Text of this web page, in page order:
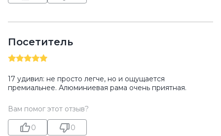
Посетитель
17 удивил: не просто легче, но и ощущается
премиальнее. Алюминиевая рама очень приятная.
Вам помог этот отзыв?
0 0